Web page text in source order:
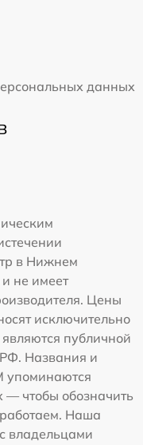
данных
в Нижнем
не имеет
Цены
исключительно
публичной
РФ. Названия и
упоминаются
чтобы обозначить
Наша
владельцами